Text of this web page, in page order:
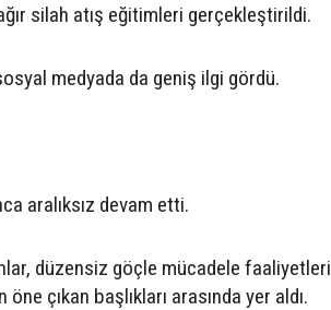
silah atış eğitimleri gerçekleştirildi.
medyada da geniş ilgi gördü.
aralıksız devam etti.
düzensiz göçle mücadele faaliyetleri
çıkan başlıkları arasında yer aldı.